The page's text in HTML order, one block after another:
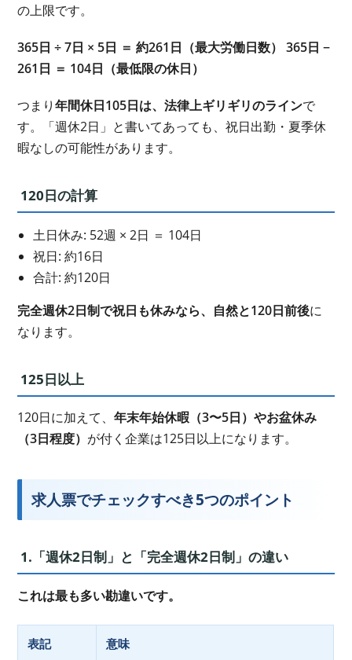
の上限です。
365日 ÷ 7日 × 5日 ＝ 約261日（最大労働日数）
365日 −
261日 ＝ 104日（最低限の休日）
つまり年間休日105日は、法律上ギリギリのラインで
す。「週休2日」と書いてあっても、祝日出勤・夏季休
暇なしの可能性があります。
120日の計算
土日休み: 52週 × 2日 ＝ 104日
祝日: 約16日
合計: 約120日
完全週休2日制で祝日も休みなら、自然と120日前後に
なります。
125日以上
120日に加えて、年末年始休暇（3〜5日）やお盆休み
（3日程度）が付く企業は125日以上になります。
求人票でチェックすべき5つのポイント
1.「週休2日制」と「完全週休2日制」の違い
これは最も多い勘違いです。
表記 意味